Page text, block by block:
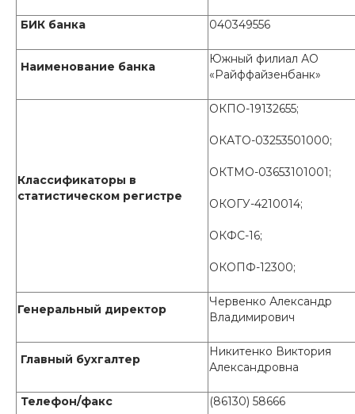
БИК банка 040349556
Наименование банка
Южный филиал АО
«Райффайзенбанк»
Классификаторы в
статистическом регистре
ОКПО-19132655;
ОКАТО-03253501000;
ОКТМО-03653101001;
ОКОГУ-4210014;
ОКФС-16;
ОКОПФ-12300;
Генеральный директор
Червенко Александр
Владимирович
Главный бухгалтер
Никитенко Виктория
Александровна
Телефон/факс (86130) 58666